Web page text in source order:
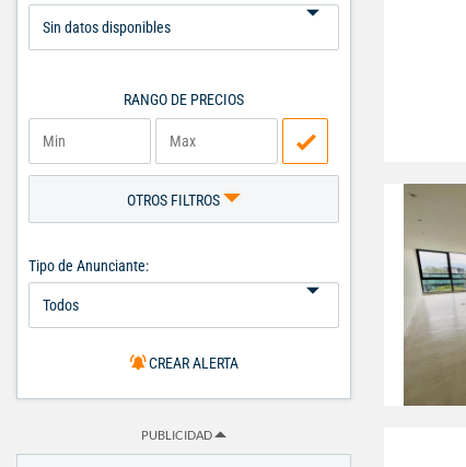
RANGO DE PRECIOS
OTROS FILTROS
Tipo de Anunciante:
CREAR ALERTA
PUBLICIDAD